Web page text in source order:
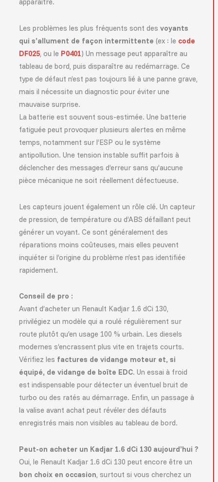
Les problèmes les plus fréquents sont desvoyants
qui s’allument de façon intermittente (ex : le code
DF025, ou le P0401) Un message peut apparaître au
tableau de bord, puis disparaître au redémarrage. Ce
type de défaut n’est pas toujours lié à une panne grave,
mais il nécessite un diagnostic pour éviter une
mauvaise surprise.
La batterie est souvent sous-estimée. Une batterie
fatiguée peut provoquer plusieurs alertes en même
temps, notamment sur l’ESP ou le système
antipollution. Une tension instable suffit parfois à
déclencher des messages d’erreur sans qu’aucune
pièce mécanique ne soit réellement défectueuse.
Les capteurs jouent également un rôle clé. Un capteur
de pression, de température ou d’ABS défaillant peut
générer un voyant. Ce sont généralement des
réparations moins coûteuses, mais elles peuvent
inquiéter si l’origine du problème n’est pas identifiée
rapidement.
Conseil de pro :
Avant d’acheter un Renault Kadjar 1.6 dCi 130,
privilégiez un modèle qui a roulé régulièrement sur
route plutôt qu’en usage 100 % urbain. Les diesels
modernes s’encrassent plus vite en trajets courts.
Vérifiez les factures de vidange moteur et, si
équipé, de vidange de boîte EDC. Un essai à froid
est indispensable pour détecter un éventuel bruit de
turbo ou des ratés au démarrage. Enfin, un passage à
la valise avant achat peut révéler des défauts
enregistrés mais non visibles au tableau de bord.
Peut-on acheter un Kadjar 1.6 dCi 130 aujourd’hui ?
Oui, le Renault Kadjar 1.6 dCi 130 peut encore être un
bon choix en occasion, surtout si vous cherchez un